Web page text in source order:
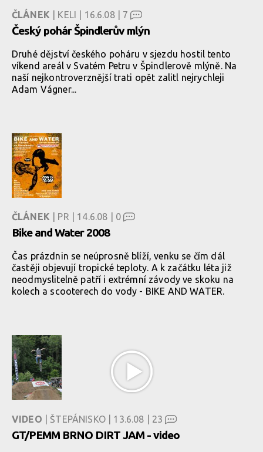
ČLÁNEK | KELI | 16.6.08 | 7
Český pohár Špindlerův mlýn
Druhé dějství českého poháru v sjezdu hostil tento
víkend areál v Svatém Petru v Špindlerově mlýně. Na
naší nejkontroverznější trati opět zalitl nejrychleji
Adam Vágner...
ČLÁNEK | PR | 14.6.08 | 0
Bike and Water 2008
Čas prázdnin se neúprosně blíží, venku se čím dál
častěji objevují tropické teploty. A k začátku léta již
neodmyslitelně patří i extrémní závody ve skoku na
kolech a scooterech do vody - BIKE AND WATER.
VIDEO | ŠTEPÁNISKO | 13.6.08 | 23
GT/PEMM BRNO DIRT JAM - video